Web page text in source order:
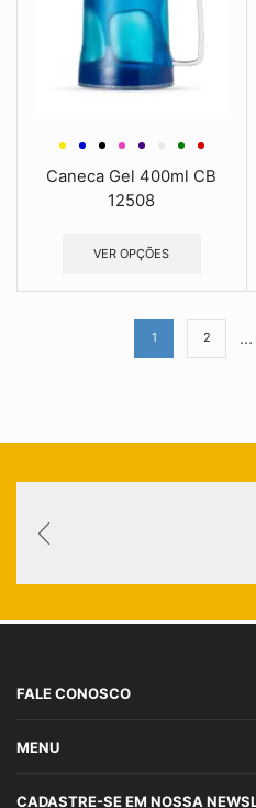
Caneca Gel 400ml CB
12508
VER OPÇÕES
1 2 …
FALE CONOSCO
MENU
CADASTRE-SE EM NOSSA